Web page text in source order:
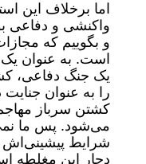
اما برخلاف این
واکنشی و دفاعی
و بگوییم که
است. به عنوان یک
یک جنگ دفاعی،
را به عنوان جنایت
کشتن سرباز
می‌شود. پس ما
شرایط پیشینی‌اش
دچار این مغلطه